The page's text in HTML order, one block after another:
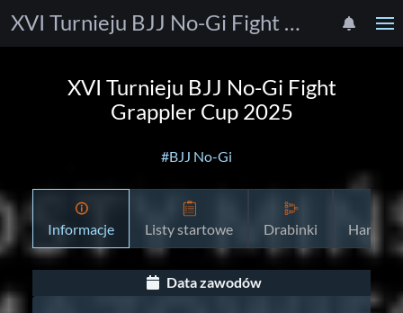
XVI Turnieju BJJ No-Gi Fight Grappler Cup 2025
XVI Turnieju BJJ No-Gi Fight
Grappler Cup 2025
#BJJ No-Gi
Informacje Listy startowe Drabinki
Data zawodów